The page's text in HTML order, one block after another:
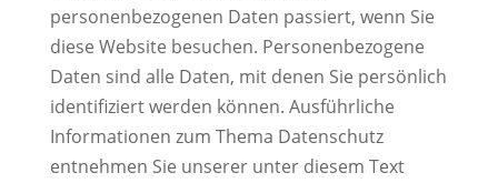
personenbezogenen Daten passiert, wenn Sie
diese Website besuchen. Personenbezogene
Daten sind alle Daten, mit denen Sie persönlich
identifiziert werden können. Ausführliche
Informationen zum Thema Datenschutz
entnehmen Sie unserer unter diesem Text